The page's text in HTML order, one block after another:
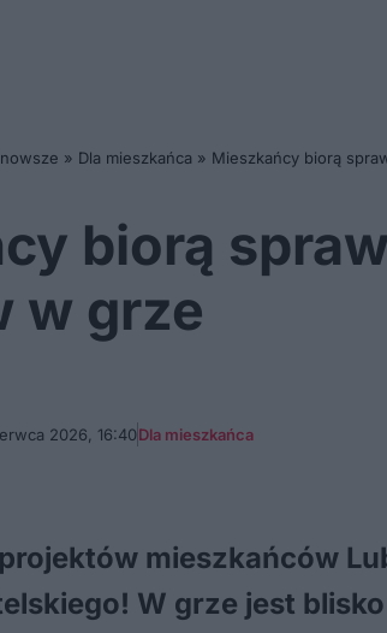
» Dla mieszkańca » Mieszkańcy biorą
biorą
w grze
2026, 16:40Dla mieszkańca
mieszkańców
W grze jest